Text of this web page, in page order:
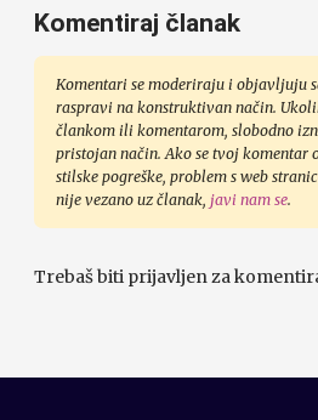
Komentiraj članak
Komentari se moderiraju i objavljuju
raspravi na konstruktivan način.
člankom ili komentarom, slobodno
pristojan način. Ako se tvoj komentar
stilske pogreške, problem s web
nije vezano uz članak, javi nam se.
Trebaš biti prijavljen za